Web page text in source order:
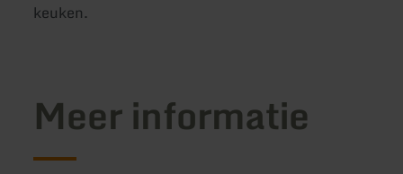
keuken.
Meer informatie